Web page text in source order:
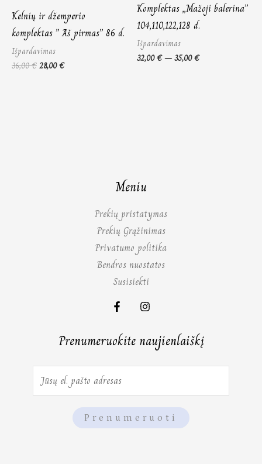
Kelnių ir džemperio
komplektas ” Aš pirmas” 86 d.
Išpardavimas
36,00€28,00€
Komplektas „Mažoji balerina”
104,110,122,128 d.
Išpardavimas
32,00€–35,00€
Meniu
Prekių pristatymas
Prekių Grąžinimas
Privatumo politika
Bendros nuostatos
Susisiekti
Prenumeruokite naujienlaiškį
Prenumeruoti